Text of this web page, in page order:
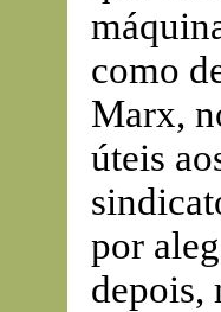
como
Marx,
úteis
por
depois,